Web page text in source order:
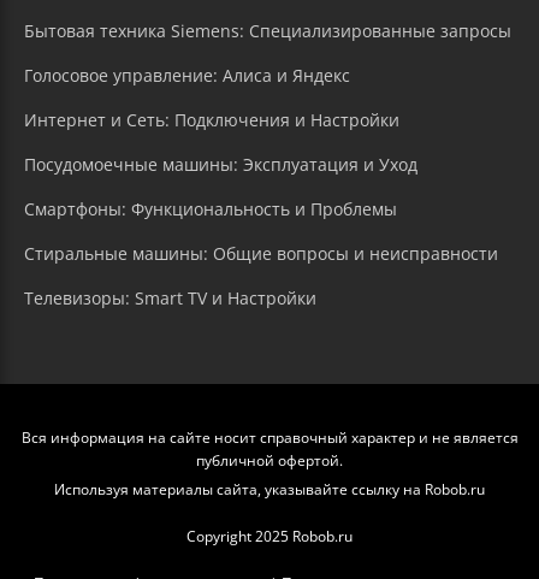
Бытовая техника Siemens: Специализированные запросы
Голосовое управление: Алиса и Яндекс
Интернет и Сеть: Подключения и Настройки
Посудомоечные машины: Эксплуатация и Уход
Смартфоны: Функциональность и Проблемы
Стиральные машины: Общие вопросы и неисправности
Телевизоры: Smart TV и Настройки
Вся информация на сайте носит справочный характер и не является
публичной офертой.
Используя материалы сайта, указывайте ссылку на Robob.ru
Copyright 2025 Robob.ru